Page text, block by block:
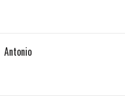
Antonio